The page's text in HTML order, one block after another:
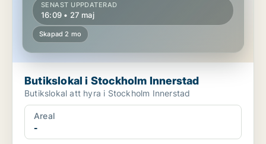
SENAST UPPDATERAD
16:09 • 27 maj
Skapad 2 mo
Butikslokal i Stockholm Innerstad
Butikslokal att hyra i Stockholm Innerstad
Areal
-